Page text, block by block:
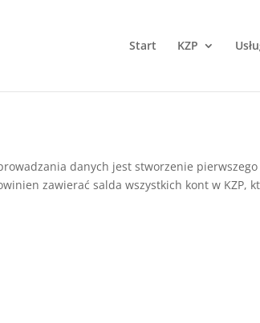
Start KZP
danych jest stworzenie pierwszego
zawierać salda wszystkich kont w KZP,